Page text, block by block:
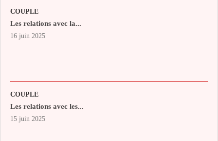
COUPLE
Les relations avec la...
16 juin 2025
COUPLE
Les relations avec les...
15 juin 2025